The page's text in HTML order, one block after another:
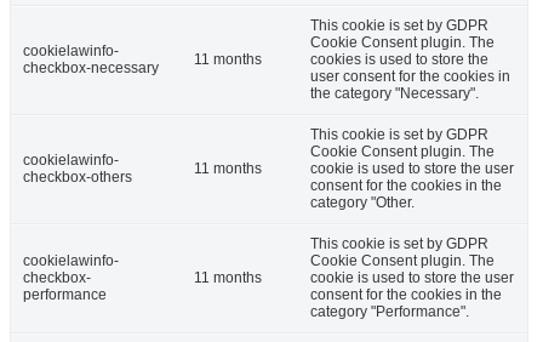
cookielawinfo-
checkbox-necessary
11 months
This cookie is set by GDPR
Cookie Consent plugin. The
cookies is used to store the
user consent for the cookies in
the category "Necessary".
cookielawinfo-
checkbox-others
11 months
This cookie is set by GDPR
Cookie Consent plugin. The
cookie is used to store the user
consent for the cookies in the
category "Other.
cookielawinfo-
checkbox-
performance
11 months
This cookie is set by GDPR
Cookie Consent plugin. The
cookie is used to store the user
consent for the cookies in the
category "Performance".